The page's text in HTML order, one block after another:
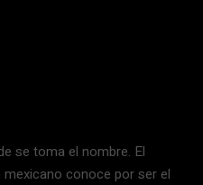
se toma el nombre. El
conoce por ser el